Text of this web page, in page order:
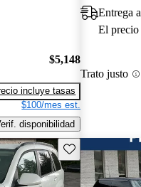
$5,148
incluye tasas
$100/mes est.
disponibilidad
Entrega
El
Trato justo
Guarda este Aviso